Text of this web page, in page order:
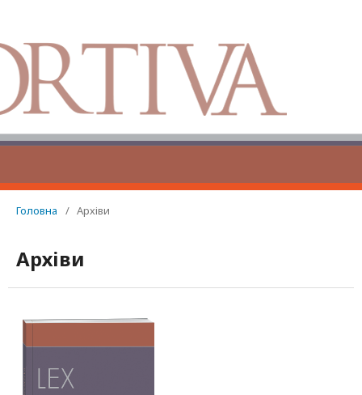
Головна / Архіви
Архіви